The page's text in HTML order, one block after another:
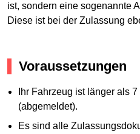
ist, sondern eine sogenannte
Diese ist bei der Zulassung
Voraussetzungen
Ihr Fahrzeug ist länger als
(abgemeldet).
Es sind alle